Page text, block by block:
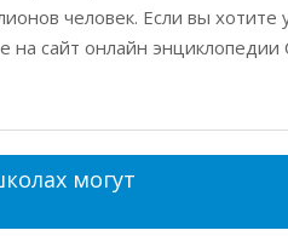
человек. Если вы
на сайт онлайн
могут